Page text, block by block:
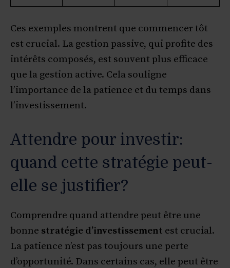
Ces exemples montrent que commencer tôt
est crucial. La gestion passive, qui profite des
intérêts composés, est souvent plus efficace
que la gestion active. Cela souligne
l’importance de la patience et du temps dans
l’investissement.
Attendre pour investir:
quand cette stratégie peut-
elle se justifier?
Comprendre quand attendre peut être une
bonne stratégie d’investissement est crucial.
La patience n’est pas toujours une perte
d’opportunité. Dans certains cas, elle peut être